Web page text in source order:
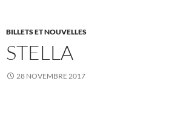
BILLETS ET NOUVELLES
STELLA
28 NOVEMBRE 2017